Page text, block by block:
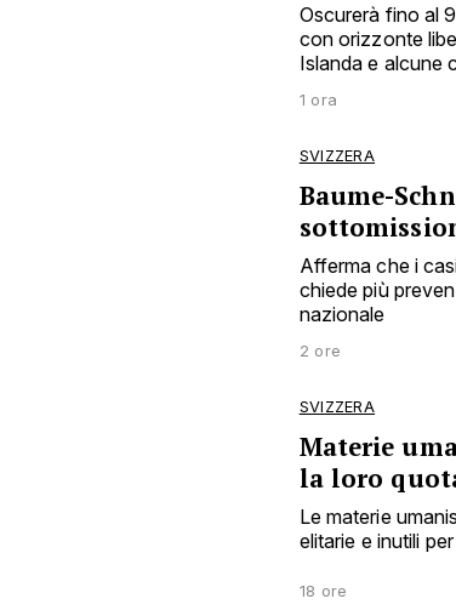
Oscurerà fino al
con orizzonte
Islanda e alcune
1 ora
SVIZZERA
Baume-
Afferma che i
chiede più
nazionale
2 ore
SVIZZERA
Materie
la loro
Le materie
elitarie e inutili per
18 ore